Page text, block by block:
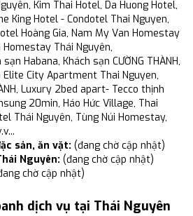
Kim Thai Hotel, Da Huong Hotel,
King Hotel - Condotel Thai Nguyen,
Hoàng Gia, Nam My Van Homestay
Homestay Thái Nguyên,
Habana, Khách sạn CƯỜNG THÀNH,
City Apartment Thai Nguyen,
Luxury 2bed apart- Tecco thịnh
20min, Háo Hức Village, Thai
Thái Nguyên, Tùng Núi Homestay,
sản, ăn vặt: (đang chờ cập nhật)
Nguyên: (đang chờ cập nhật)
chờ cập nhật)
dịch vụ tại Thái Nguyên